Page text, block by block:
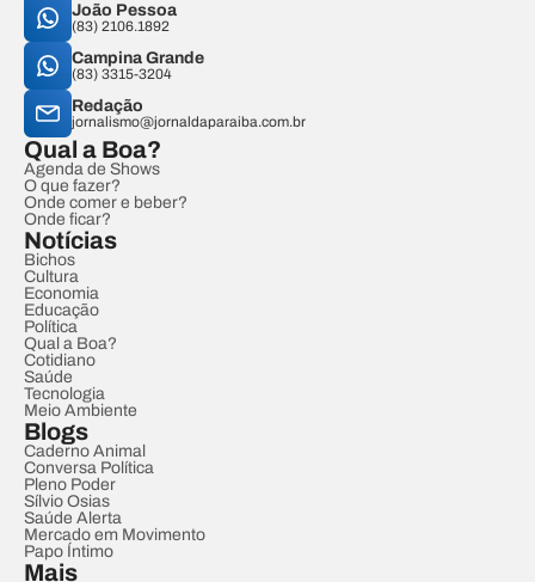
João Pessoa
(83) 2106.1892
Campina Grande
(83) 3315-3204
Redação
jornalismo@jornaldaparaiba.com.br
Qual a Boa?
Agenda de Shows
O que fazer?
Onde comer e beber?
Onde ficar?
Notícias
Bichos
Cultura
Economia
Educação
Política
Qual a Boa?
Cotidiano
Saúde
Tecnologia
Meio Ambiente
Blogs
Caderno Animal
Conversa Política
Pleno Poder
Sílvio Osias
Saúde Alerta
Mercado em Movimento
Papo Íntimo
Mais